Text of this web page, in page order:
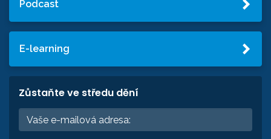
Podcast
E-learning
Zůstaňte ve středu dění